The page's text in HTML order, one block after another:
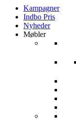
Kampagner
Indbo Pris
Nyheder
Møbler